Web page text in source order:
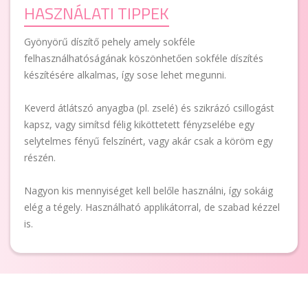
HASZNÁLATI TIPPEK
Gyönyörű díszítő pehely amely sokféle
felhasználhatóságának köszönhetően sokféle díszítés
készítésére alkalmas, így sose lehet megunni.
Keverd átlátszó anyagba (pl. zselé) és szikrázó csillogást
kapsz, vagy simítsd félig kiköttetett fényzselébe egy
selytelmes fényű felszínért, vagy akár csak a köröm egy
részén.
Nagyon kis mennyiséget kell belőle használni, így sokáig
elég a tégely. Használható applikátorral, de szabad kézzel
is.